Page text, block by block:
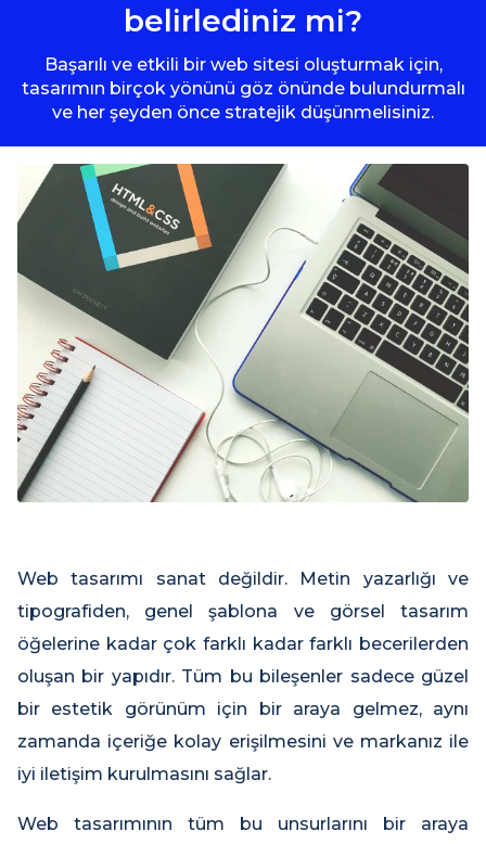
belirlediniz mi?
Başarılı ve etkili bir web sitesi oluşturmak için,
tasarımın birçok yönünü göz önünde bulundurmalı
ve her şeyden önce stratejik düşünmelisiniz.
Web tasarımı sanat değildir. Metin yazarlığı ve
tipografiden, genel şablona ve görsel tasarım
öğelerine kadar çok farklı kadar farklı becerilerden
oluşan bir yapıdır. Tüm bu bileşenler sadece güzel
bir estetik görünüm için bir araya gelmez, aynı
zamanda içeriğe kolay erişilmesini ve markanız ile
iyi iletişim kurulmasını sağlar.
Web tasarımının tüm bu unsurlarını bir araya